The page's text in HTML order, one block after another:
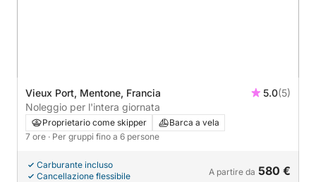
Vieux Port, Mentone, Francia 5.0(5)
Noleggio per l'intera giornata
Proprietario come skipper
Barca a vela
7 ore · Per gruppi fino a 6 persone
Carburante incluso
Cancellazione flessibile
A partire da 580 €